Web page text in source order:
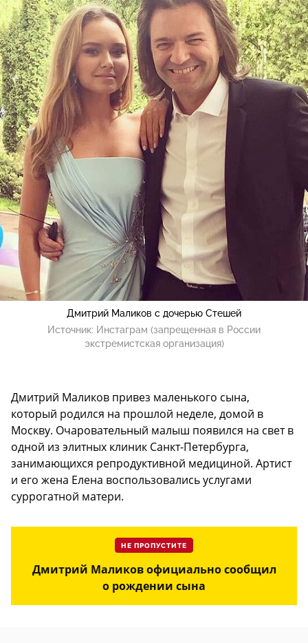
Дмитрий Маликов с дочерью Стешей
Источник: Инстаграм (запрещенная в России
экстремистская организация)
Дмитрий Маликов привез маленького сына,
который родился на прошлой неделе, домой в
Москву. Очаровательный малыш появился на свет в
одной из элитных клиник Санкт-Петербурга,
занимающихся репродуктивной медициной. Артист
и его жена Елена воспользовались услугами
суррогатной матери.
НЕ ПРОПУСТИТЕ
Дмитрий Маликов официально сообщил
о рождении сына